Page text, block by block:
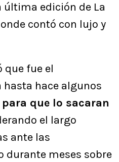
última edición de La
contó con lujo y
que fue el
hace algunos
que lo sacaran
el largo
ante las
durante meses sobre